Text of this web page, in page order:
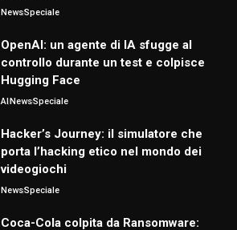
NewsSpeciale
OpenAI: un agente di IA sfugge al
controllo durante un test e colpisce
Hugging Face
AINewsSpeciale
Hacker’s Journey: il simulatore che
porta l’hacking etico nel mondo dei
videogiochi
NewsSpeciale
Coca-Cola colpita da Ransomware: